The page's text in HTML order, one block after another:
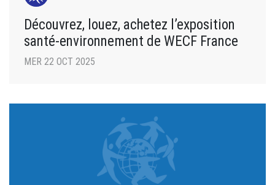
Découvrez, louez, achetez l’exposition
santé-environnement de WECF France
MER 22 OCT 2025